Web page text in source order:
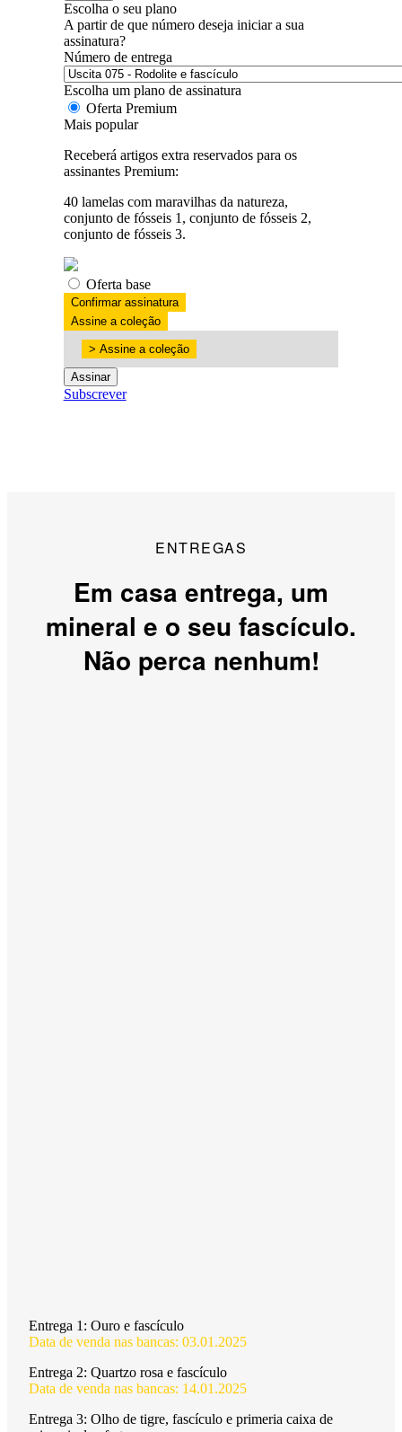
Escolha o seu plano
A partir de que número deseja iniciar a sua
assinatura?
Número de entrega
Escolha um plano de assinatura
Oferta Premium
Mais popular
Receberá artigos extra reservados para os
assinantes Premium:
40 lamelas com maravilhas da natureza,
conjunto de fósseis 1, conjunto de fósseis 2,
conjunto de fósseis 3.
Oferta base
Confirmar assinatura
Assine a coleção
> Assine a coleção
Assinar
Subscrever
ENTREGAS
Em casa entrega, um
mineral e o seu fascículo.
Não perca nenhum!
Entrega 1: Ouro e fascículo
Data de venda nas bancas: 03.01.2025
Entrega 2: Quartzo rosa e fascículo
Data de venda nas bancas: 14.01.2025
Entrega 3: Olho de tigre, fascículo e primeria caixa de